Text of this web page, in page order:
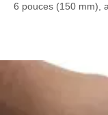
6 pouces (150 mm),
Orbite de 3 mm, 5